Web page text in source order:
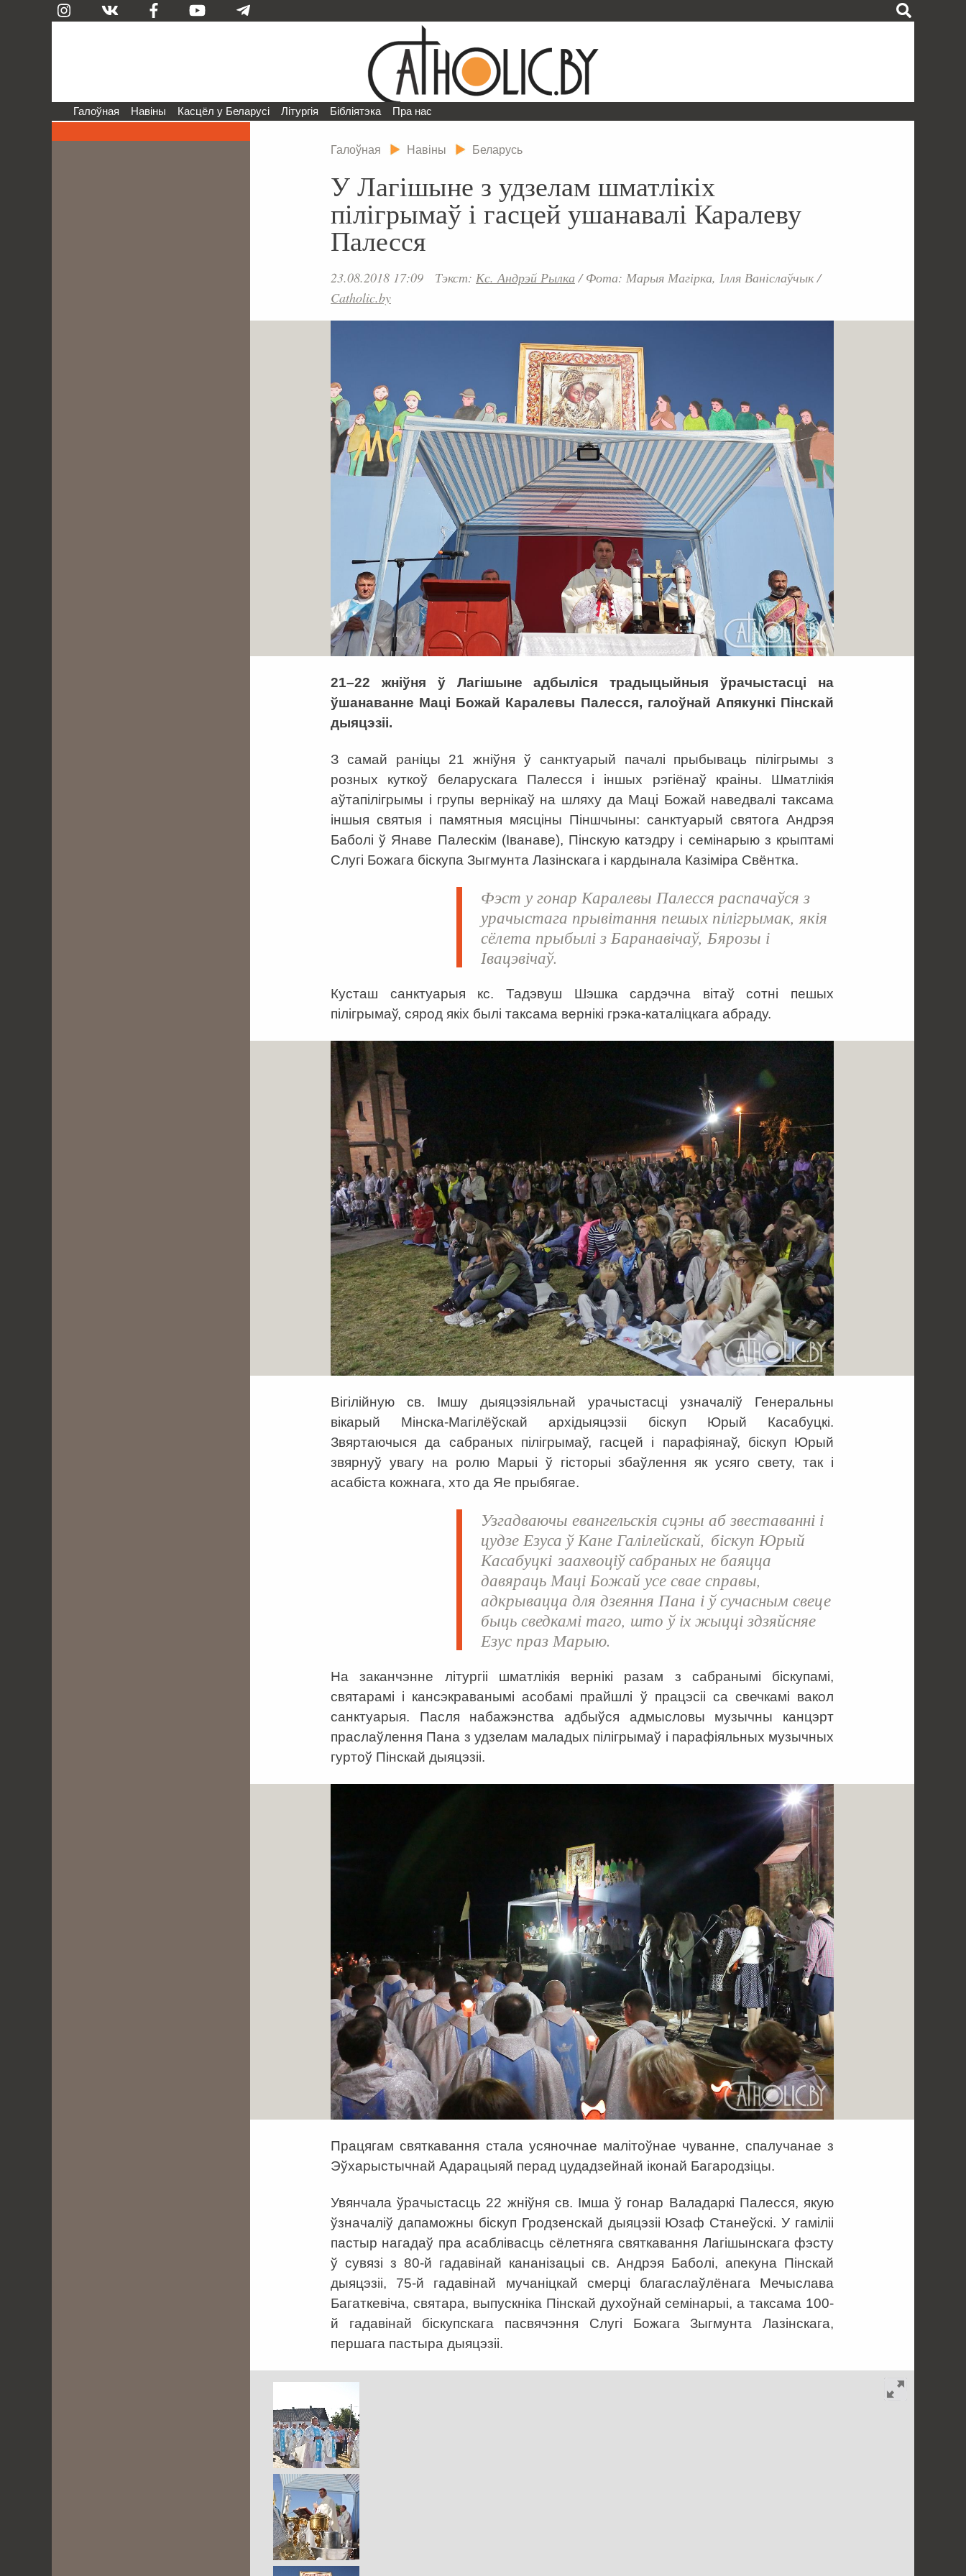
Галоўная Навіны Касцёл у Беларусі Літургія Бібліятэка Пра нас
Галоўная Навіны Беларусь
У Лагішыне з удзелам шматлікіх
пілігрымаў і гасцей ушанавалі Каралеву
Палесся
23.08.2018 17:09 Тэкст: Кс. Андрэй Рылка/Фота: Марыя Магірка, Ілля Ваніслаўчык/
Catholic.by
21–22 жніўня ў Лагішыне адбыліся традыцыйныя ўрачыстасці на
ўшанаванне Маці Божай Каралевы Палесся, галоўнай Апякункі Пінскай
дыяцэзіі.
З самай раніцы 21 жніўня ў санктуарый пачалі прыбываць пілігрымы з
розных куткоў беларускага Палесся і іншых рэгіёнаў краіны. Шматлікія
аўтапілігрымы і групы вернікаў на шляху да Маці Божай наведвалі таксама
іншыя святыя і памятныя мясціны Піншчыны: санктуарый святога Андрэя
Баболі ў Янаве Палескім (Іванаве), Пінскую катэдру і семінарыю з крыптамі
Слугі Божага біскупа Зыгмунта Лазінскага і кардынала Казіміра Свёнтка.
Фэст у гонар Каралевы Палесся распачаўся з
урачыстага прывітання пешых пілігрымак, якія
сёлета прыбылі з Баранавічаў, Бярозы і
Івацэвічаў.
Кусташ санктуарыя кс. Тадэвуш Шэшка сардэчна вітаў сотні пешых
пілігрымаў, сярод якіх былі таксама вернікі грэка-каталіцкага абраду.
Вігілійную св. Імшу дыяцэзіяльнай урачыстасці узначаліў Генеральны
вікарый Мінска-Магілёўскай архідыяцэзіі біскуп Юрый Касабуцкі.
Звяртаючыся да сабраных пілігрымаў, гасцей і парафіянаў, біскуп Юрый
звярнуў увагу на ролю Марыі ў гісторыі збаўлення як усяго свету, так і
асабіста кожнага, хто да Яе прыбягае.
Узгадваючы евангельскія сцэны аб звеставанні і
цудзе Езуса ў Кане Галілейскай, біскуп Юрый
Касабуцкі заахвоціў сабраных не баяцца
давяраць Маці Божай усе свае справы,
адкрывацца для дзеяння Пана і ў сучасным свеце
быць сведкамі таго, што ў іх жыцці здзяйсняе
Езус праз Марыю.
На заканчэнне літургіі шматлікія вернікі разам з сабранымі біскупамі,
святарамі і кансэкраванымі асобамі прайшлі ў працэсіі са свечкамі вакол
санктуарыя. Пасля набажэнства адбыўся адмысловы музычны канцэрт
праслаўлення Пана з удзелам маладых пілігрымаў і парафіяльных музычных
гуртоў Пінскай дыяцэзіі.
Працягам святкавання стала усяночнае малітоўнае чуванне, спалучанае з
Эўхарыстычнай Адарацыяй перад цудадзейнай іконай Багародзіцы.
Увянчала ўрачыстасць 22 жніўня св. Імша ў гонар Валадаркі Палесся, якую
ўзначаліў дапаможны біскуп Гродзенскай дыяцэзіі Юзаф Станеўскі. У гаміліі
пастыр нагадаў пра асаблівасць сёлетняга святкавання Лагішынскага фэсту
ў сувязі з 80-й гадавінай кананізацыі св. Андрэя Баболі, апекуна Пінскай
дыяцэзіі, 75-й гадавінай мучаніцкай смерці благаслаўлёнага Мечыслава
Багаткевіча, святара, выпускніка Пінскай духоўнай семінарыі, а таксама 100-
й гадавінай біскупскага пасвячэння Слугі Божага Зыгмунта Лазінскага,
першага пастыра дыяцэзіі.